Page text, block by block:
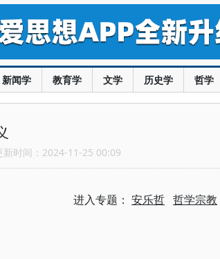
新闻学 教育学 文学 历史学 哲学
时间：2024-11-25 00:09
进入专题： 安乐哲 哲学宗教